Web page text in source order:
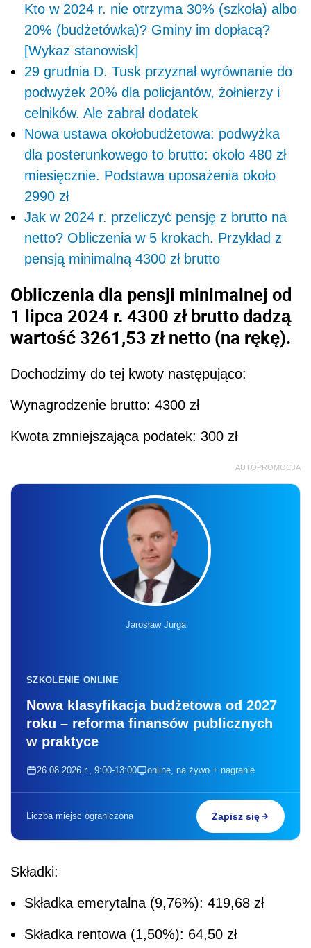
Kto w 2024 r. nie otrzyma 30% (szkoła) albo
20% (budżetówka)? Gminy im dopłacą?
[Wykaz stanowisk]
29 grudnia D. Tusk przyznał wyrównanie do
podwyżek 20% dla policjantów, żołnierzy i
celników. Ale zabrał dodatek
Nowa ustawa okołobudżetowa: podwyżka
dla posterunkowego to brutto: około 480 zł
miesięcznie. Podstawa uposażenia około
2990 zł
Jak w 2024 r. przeliczyć pensję z brutto na
netto? Obliczenia w 5 krokach. Przykład z
pensją minimalną 4300 zł brutto
Obliczenia dla pensji minimalnej od
1 lipca 2024 r. 4300 zł brutto dadzą
wartość 3261,53 zł netto (na rękę).
Dochodzimy do tej kwoty następująco:
Wynagrodzenie brutto: 4300 zł
Kwota zmniejszająca podatek: 300 zł
AUTOPROMOCJA
Jarosław Jurga
SZKOLENIE ONLINE
Nowa klasyfikacja budżetowa od 2027
roku – reforma finansów publicznych
w praktyce
26.08.2026 r., 9:00-13:00 online, na żywo + nagranie
Liczba miejsc ograniczona Zapisz się
Składki:
Składka emerytalna (9,76%): 419,68 zł
Składka rentowa (1,50%): 64,50 zł